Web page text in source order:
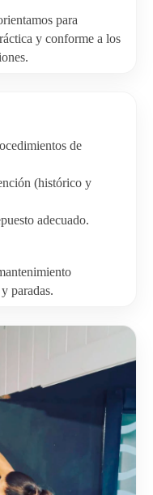
para
y conforme a los
de
(histórico y
adecuado.
paradas.